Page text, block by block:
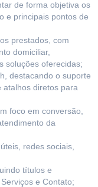
de forma objetiva os
e principais pontos de
prestados, com
domiciliar,
soluções oferecidas;
destacando o suporte
atalhos diretos para
foco em conversão,
da
redes sociais,
títulos e
e Contato;